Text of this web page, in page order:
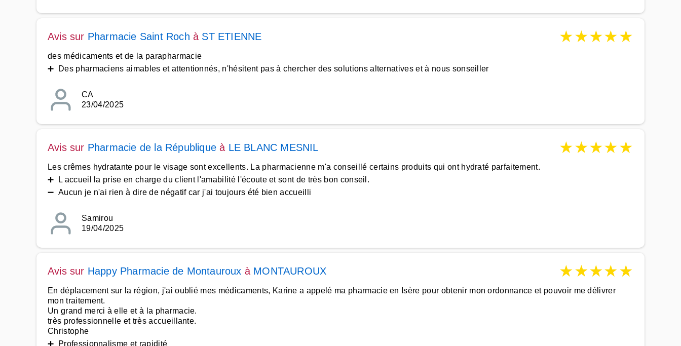
Avis sur Pharmacie Saint Roch à ST ETIENNE ★★★★★
des médicaments et de la parapharmacie
➕ Des pharmaciens aimables et attentionnés, n'hésitent pas à chercher des solutions alternatives et à nous sonseiller
CA
23/04/2025
Avis sur Pharmacie de la République à LE BLANC MESNIL ★★★★★
Les crêmes hydratante pour le visage sont excellents. La pharmacienne m'a conseillé certains produits qui ont hydraté parfaitement.
➕ L accueil la prise en charge du client l'amabilité l'écoute et sont de très bon conseil.
➖ Aucun je n'ai rien à dire de négatif car j'ai toujours été bien accueilli
Samirou
19/04/2025
Avis sur Happy Pharmacie de Montauroux à MONTAUROUX ★★★★★
En déplacement sur la région, j'ai oublié mes médicaments, Karine a appelé ma pharmacie en Isère pour obtenir mon ordonnance et pouvoir me délivrer
mon traitement.
Un grand merci à elle et à la pharmacie.
très professionnelle et très accueillante.
Christophe
➕ Professionnalisme et rapidité